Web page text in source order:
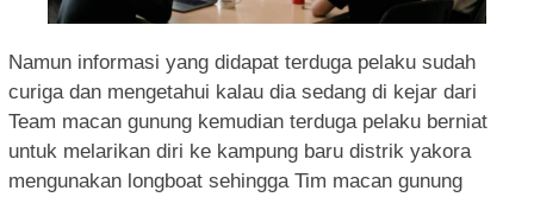
Namun informasi yang didapat terduga pelaku sudah
curiga dan mengetahui kalau dia sedang di kejar dari
Team macan gunung kemudian terduga pelaku berniat
untuk melarikan diri ke kampung baru distrik yakora
mengunakan longboat sehingga Tim macan gunung